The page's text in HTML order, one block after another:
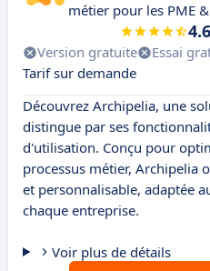
métier pour les PME &
4.6
Version gratuite Essai
Tarif sur demande
Découvrez Archipelia, une
distingue par ses
d'utilisation. Conçu pour
processus métier, Archipelia
et personnalisable, adaptée
chaque entreprise.
Voir plus de détails